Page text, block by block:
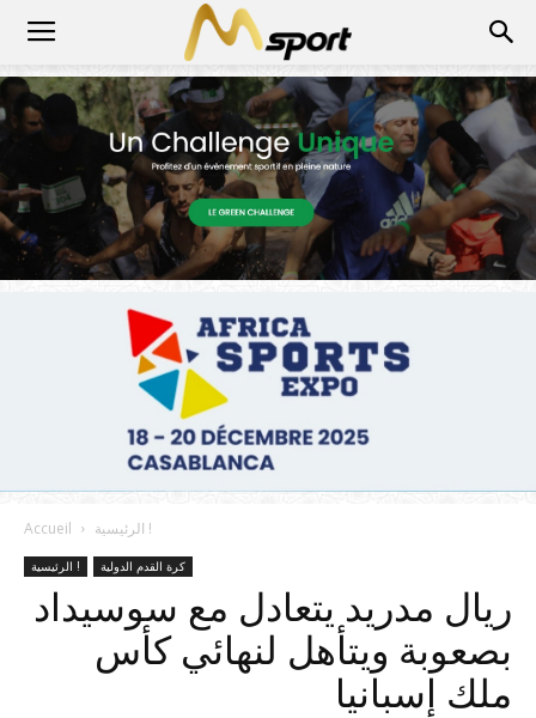
Accueil الرئيسية !
الرئيسية ! كرة القدم الدولية
ريال مدريد يتعادل مع سوسيداد
بصعوبة ويتأهل لنهائي كأس
ملك إسبانيا